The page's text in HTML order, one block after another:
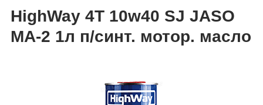
HighWay 4T 10w40 SJ JASO
MA-2 1л п/синт. мотор. масло